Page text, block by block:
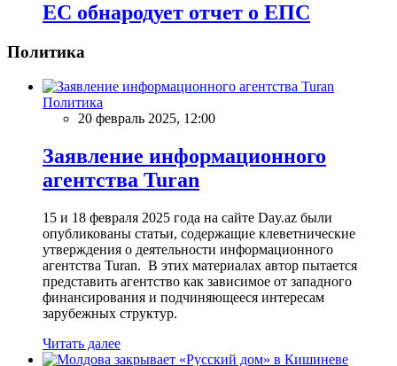
ЕС обнародует отчет о ЕПС
Политика
Политика
20 февраль 2025, 12:00
Заявление информационного
агентства Turan
15 и 18 февраля 2025 года на сайте Day.az были
опубликованы статьи, содержащие клеветнические
утверждения о деятельности информационного
агентства Turan. В этих материалах автор пытается
представить агентство как зависимое от западного
финансирования и подчиняющееся интересам
зарубежных структур.
Читать далее